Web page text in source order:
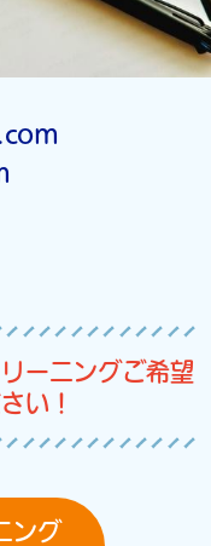
ーニングご希望
い！
ング